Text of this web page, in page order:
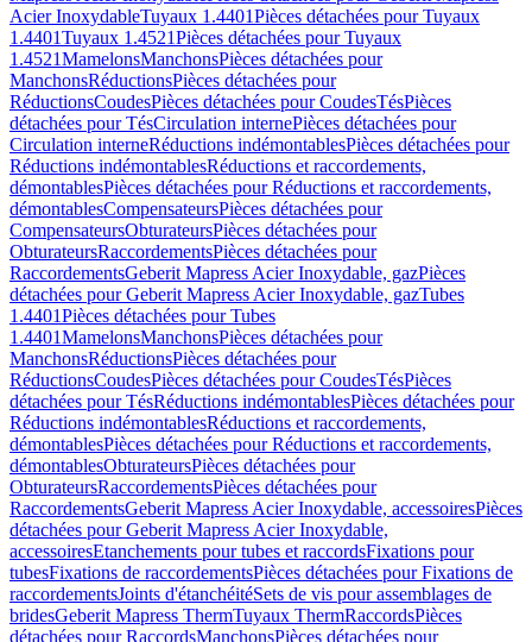
Acier InoxydableTuyaux 1.4401Pièces détachées pour Tuyaux
1.4401Tuyaux 1.4521Pièces détachées pour Tuyaux
1.4521MamelonsManchonsPièces détachées pour
ManchonsRéductionsPièces détachées pour
RéductionsCoudesPièces détachées pour CoudesTésPièces
détachées pour TésCirculation internePièces détachées pour
Circulation interneRéductions indémontablesPièces détachées pour
Réductions indémontablesRéductions et raccordements,
démontablesPièces détachées pour Réductions et raccordements,
démontablesCompensateursPièces détachées pour
CompensateursObturateursPièces détachées pour
ObturateursRaccordementsPièces détachées pour
RaccordementsGeberit Mapress Acier Inoxydable, gazPièces
détachées pour Geberit Mapress Acier Inoxydable, gazTubes
1.4401Pièces détachées pour Tubes
1.4401MamelonsManchonsPièces détachées pour
ManchonsRéductionsPièces détachées pour
RéductionsCoudesPièces détachées pour CoudesTésPièces
détachées pour TésRéductions indémontablesPièces détachées pour
Réductions indémontablesRéductions et raccordements,
démontablesPièces détachées pour Réductions et raccordements,
démontablesObturateursPièces détachées pour
ObturateursRaccordementsPièces détachées pour
RaccordementsGeberit Mapress Acier Inoxydable, accessoiresPièces
détachées pour Geberit Mapress Acier Inoxydable,
accessoiresEtanchements pour tubes et raccordsFixations pour
tubesFixations de raccordementsPièces détachées pour Fixations de
raccordementsJoints d'étanchéitéSets de vis pour assemblages de
bridesGeberit Mapress ThermTuyaux ThermRaccordsPièces
détachées pour RaccordsManchonsPièces détachées pour